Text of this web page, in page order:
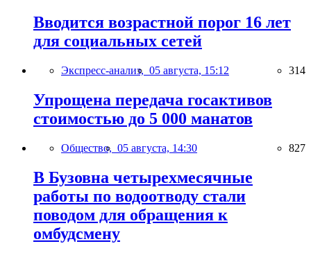
Вводится возрастной порог 16 лет
для социальных сетей
Экспресс-анализ, 05 августа, 15:12 314
Упрощена передача госактивов
стоимостью до 5 000 манатов
Общество, 05 августа, 14:30 827
В Бузовна четырехмесячные
работы по водоотводу стали
поводом для обращения к
омбудсмену